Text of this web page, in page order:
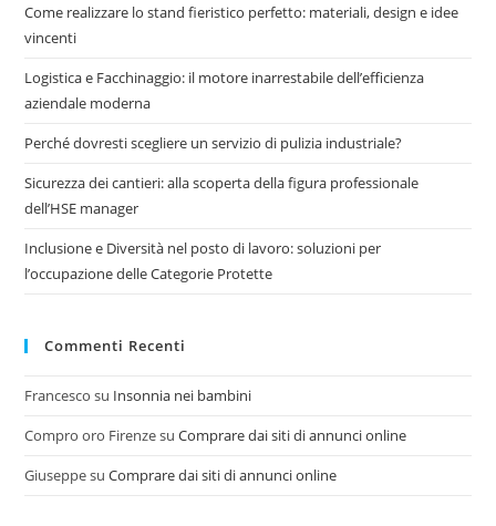
Come realizzare lo stand fieristico perfetto: materiali, design e idee
vincenti
Logistica e Facchinaggio: il motore inarrestabile dell’efficienza
aziendale moderna
Perché dovresti scegliere un servizio di pulizia industriale?
Sicurezza dei cantieri: alla scoperta della figura professionale
dell’HSE manager
Inclusione e Diversità nel posto di lavoro: soluzioni per
l’occupazione delle Categorie Protette
Commenti Recenti
Francesco su Insonnia nei bambini
Compro oro FirenzesuComprare dai siti di annunci online
GiuseppesuComprare dai siti di annunci online